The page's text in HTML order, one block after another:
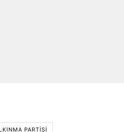
PARTISI